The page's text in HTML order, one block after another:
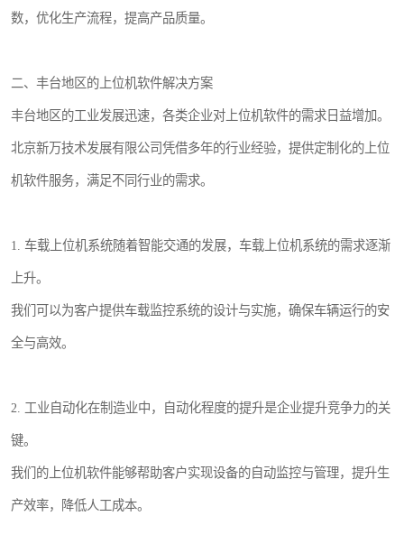
数，优化生产流程，提高产品质量。
二、丰台地区的上位机软件解决方案
丰台地区的工业发展迅速，各类企业对上位机软件的需求日益增加。
北京新万技术发展有限公司凭借多年的行业经验，提供定制化的上位
机软件服务，满足不同行业的需求。
1. 车载上位机系统随着智能交通的发展，车载上位机系统的需求逐渐
上升。
我们可以为客户提供车载监控系统的设计与实施，确保车辆运行的安
全与高效。
2. 工业自动化在制造业中，自动化程度的提升是企业提升竞争力的关
键。
我们的上位机软件能够帮助客户实现设备的自动监控与管理，提升生
产效率，降低人工成本。